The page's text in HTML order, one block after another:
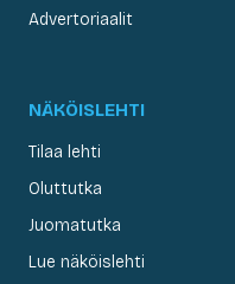
Advertoriaalit
NÄKÖISLEHTI
Tilaa lehti
Oluttutka
Juomatutka
Lue näköislehti